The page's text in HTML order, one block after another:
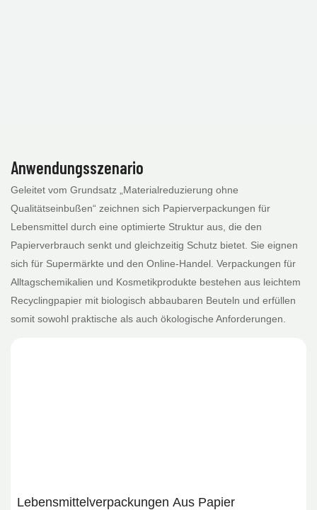
Anwendungsszenario
Geleitet vom Grundsatz „Materialreduzierung ohne
Qualitätseinbußen“ zeichnen sich Papierverpackungen für
Lebensmittel durch eine optimierte Struktur aus, die den
Papierverbrauch senkt und gleichzeitig Schutz bietet. Sie eignen
sich für Supermärkte und den Online-Handel. Verpackungen für
Alltagschemikalien und Kosmetikprodukte bestehen aus leichtem
Recyclingpapier mit biologisch abbaubaren Beuteln und erfüllen
somit sowohl praktische als auch ökologische Anforderungen.
Lebensmittelverpackungen Aus Papier